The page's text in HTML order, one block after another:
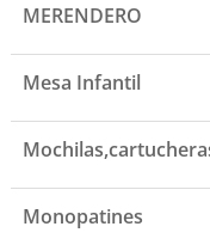
MERENDERO
Mesa Infantil
Monopatines